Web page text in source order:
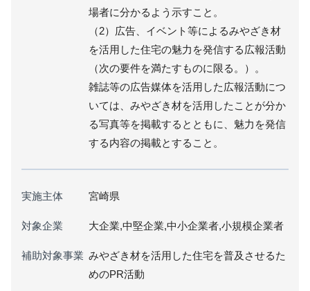
場者に分かるよう示すこと。
（2）広告、イベント等によるみやざき材
を活用した住宅の魅力を発信する広報活動
（次の要件を満たすものに限る。）。
雑誌等の広告媒体を活用した広報活動につ
いては、みやざき材を活用したことが分か
る写真等を掲載するとともに、魅力を発信
する内容の掲載とすること。
実施主体 宮崎県
対象企業 大企業,中堅企業,中小企業者,小規模企業者
補助対象事業 みやざき材を活用した住宅を普及させるた
めのPR活動